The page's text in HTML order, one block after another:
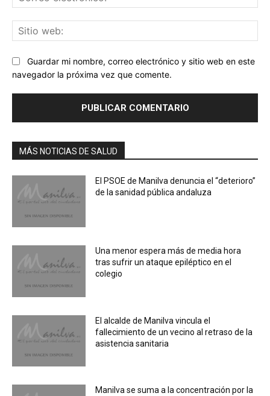
Guardar mi nombre, correo electrónico y sitio web en este
navegador la próxima vez que comente.
MÁS NOTICIAS DE SALUD
El PSOE de Manilva denuncia el “deterioro”
de la sanidad pública andaluza
Una menor espera más de media hora
tras sufrir un ataque epiléptico en el
colegio
El alcalde de Manilva vincula el
fallecimiento de un vecino al retraso de la
asistencia sanitaria
Manilva se suma a la concentración por la